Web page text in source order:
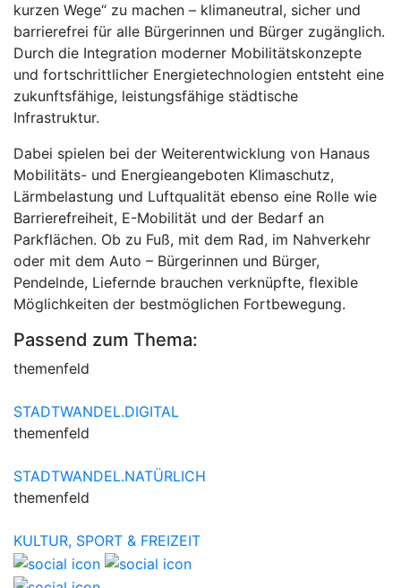
kurzen Wege“ zu machen – klimaneutral, sicher und
barrierefrei für alle Bürgerinnen und Bürger zugänglich.
Durch die Integration moderner Mobilitätskonzepte
und fortschrittlicher Energietechnologien entsteht eine
zukunftsfähige, leistungsfähige städtische
Infrastruktur.
Dabei spielen bei der Weiterentwicklung von Hanaus
Mobilitäts- und Energieangeboten Klimaschutz,
Lärmbelastung und Luftqualität ebenso eine Rolle wie
Barrierefreiheit, E-Mobilität und der Bedarf an
Parkflächen. Ob zu Fuß, mit dem Rad, im Nahverkehr
oder mit dem Auto – Bürgerinnen und Bürger,
Pendelnde, Liefernde brauchen verknüpfte, flexible
Möglichkeiten der bestmöglichen Fortbewegung.
Passend zum Thema:
themenfeld
STADTWANDEL.DIGITAL
themenfeld
STADTWANDEL.NATÜRLICH
themenfeld
KULTUR, SPORT & FREIZEIT